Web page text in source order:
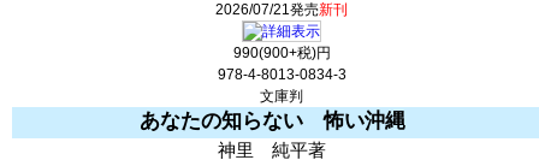
2026/07/21発売新刊
990(900+税)円
978-4-8013-0834-3
文庫判
あなたの知らない 怖い沖縄
神里 純平著